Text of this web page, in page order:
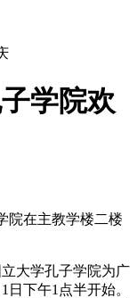
学院欢
院在主教学楼二楼
大学孔子学院为广
下午1点半开始。